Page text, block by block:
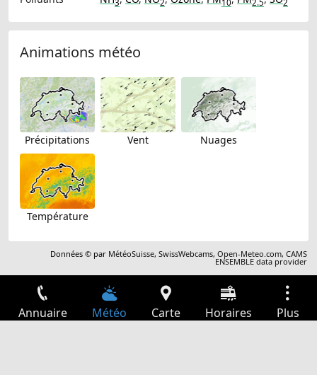
3 2 10 2.5 2
Animations météo
Précipitations Vent Nuages
Température
Données © par MétéoSuisse,SwissWebcams,Open-Meteo.com,CAMS
ENSEMBLE data provider
Annuaire Météo Carte Horaires Plus